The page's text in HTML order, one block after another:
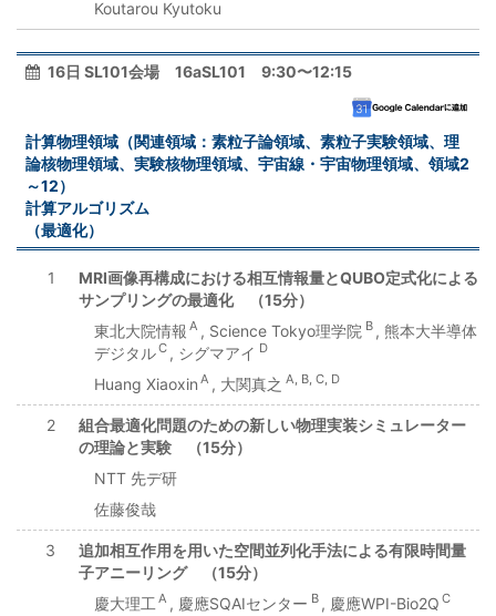
Koutarou Kyutoku
16日 SL101会場 16aSL101 9:30〜12:15
計算物理領域（関連領域：素粒子論領域、素粒子実験領域、理
論核物理領域、実験核物理領域、宇宙線・宇宙物理領域、領域2
～12）
計算アルゴリズム
（最適化）
1
MRI画像再構成における相互情報量とQUBO定式化による
サンプリングの最適化 （15分）
東北大院情報 A , Science Tokyo理学院 B , 熊本大半導体
デジタルC , シグマアイ D
Huang Xiaoxin A , 大関真之 A, B, C, D
2
組合最適化問題のための新しい物理実装シミュレーター
の理論と実験 （15分）
NTT 先デ研
佐藤俊哉
3
追加相互作用を用いた空間並列化手法による有限時間量
子アニーリング （15分）
慶大理工 A , 慶應SQAIセンター B , 慶應WPI-Bio2Q C